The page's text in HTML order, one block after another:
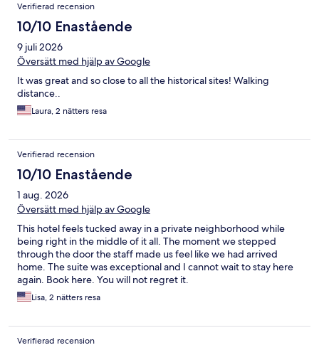
Verifierad recension
10/10 Enastående
9 juli 2026
Översätt med hjälp av Google
It was great and so close to all the historical sites! Walking
distance..
Laura, 2 nätters resa
Verifierad recension
10/10 Enastående
1 aug. 2026
Översätt med hjälp av Google
This hotel feels tucked away in a private neighborhood while
being right in the middle of it all. The moment we stepped
through the door the staff made us feel like we had arrived
home. The suite was exceptional and I cannot wait to stay here
again. Book here. You will not regret it.
Lisa, 2 nätters resa
Verifierad recension